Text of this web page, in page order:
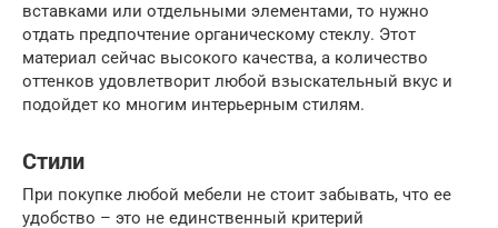
вставками или отдельными элементами, то нужно
отдать предпочтение органическому стеклу. Этот
материал сейчас высокого качества, а количество
оттенков удовлетворит любой взыскательный вкус и
подойдет ко многим интерьерным стилям.
Стили
При покупке любой мебели не стоит забывать, что ее
удобство – это не единственный критерий